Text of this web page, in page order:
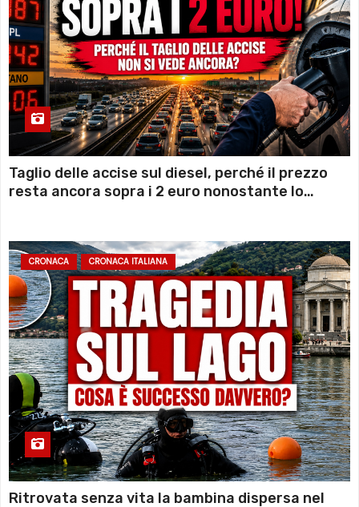
Taglio delle accise sul diesel, perché il prezzo
resta ancora sopra i 2 euro nonostante lo
CRONACA CRONACA ITALIANA
Ritrovata senza vita la bambina dispersa nel